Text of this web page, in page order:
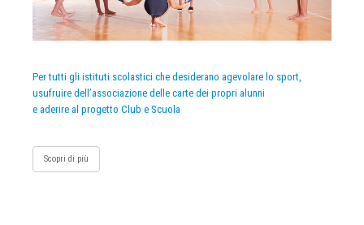
Per tutti gli istituti scolastici che desiderano agevolare lo sport,
usufruire dell’associazione delle carte dei propri alunni
e aderire al progetto Club e Scuola
Scopri di più